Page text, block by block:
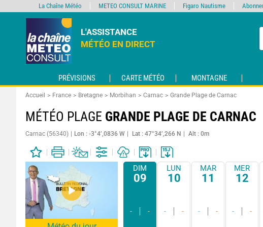
L'ASSISTANCE
MÉTÉO EN DIRECT
PRÉVISIONS CARTE MÉTÉO MONTAGNE
Accueil France Bretagne Morbihan Carnac Grande Plage de Carnac
MÉTÉO PLAGE GRANDE PLAGE DE CARNAC
Carnac (56340) Lon : -3°4’,0836 W Lat : 47°34’,266 N Alt : 0m
DIM
09
- -
LUN
10
- -
MAR
11
- -
MER
12
- -
La Chaîne Météo METEO CONSULT MARINE Figaro Nautisme